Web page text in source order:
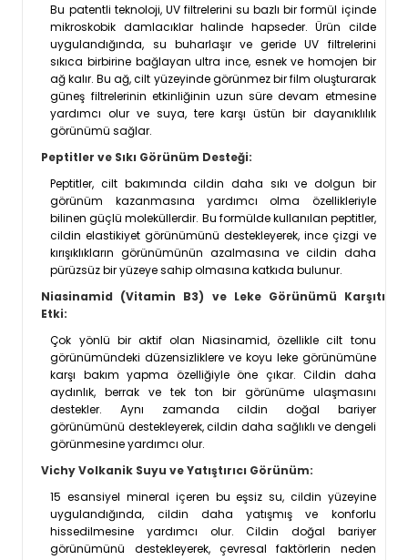
Bu patentli teknoloji, UV filtrelerini su bazlı bir formül içinde
mikroskobik damlacıklar halinde hapseder. Ürün cilde
uygulandığında, su buharlaşır ve geride UV filtrelerini
sıkıca birbirine bağlayan ultra ince, esnek ve homojen bir
ağ kalır. Bu ağ, cilt yüzeyinde görünmez bir film oluşturarak
güneş filtrelerinin etkinliğinin uzun süre devam etmesine
yardımcı olur ve suya, tere karşı üstün bir dayanıklılık
görünümü sağlar.
Peptitler ve Sıkı Görünüm Desteği:
Peptitler, cilt bakımında cildin daha sıkı ve dolgun bir
görünüm kazanmasına yardımcı olma özellikleriyle
bilinen güçlü moleküllerdir. Bu formülde kullanılan peptitler,
cildin elastikiyet görünümünü destekleyerek, ince çizgi ve
kırışıklıkların görünümünün azalmasına ve cildin daha
pürüzsüz bir yüzeye sahip olmasına katkıda bulunur.
Niasinamid (Vitamin B3) ve Leke Görünümü Karşıtı
Etki:
Çok yönlü bir aktif olan Niasinamid, özellikle cilt tonu
görünümündeki düzensizliklere ve koyu leke görünümüne
karşı bakım yapma özelliğiyle öne çıkar. Cildin daha
aydınlık, berrak ve tek ton bir görünüme ulaşmasını
destekler. Aynı zamanda cildin doğal bariyer
görünümünü destekleyerek, cildin daha sağlıklı ve dengeli
görünmesine yardımcı olur.
Vichy Volkanik Suyu ve Yatıştırıcı Görünüm:
15 esansiyel mineral içeren bu eşsiz su, cildin yüzeyine
uygulandığında, cildin daha yatışmış ve konforlu
hissedilmesine yardımcı olur. Cildin doğal bariyer
görünümünü destekleyerek, çevresal faktörlerin neden